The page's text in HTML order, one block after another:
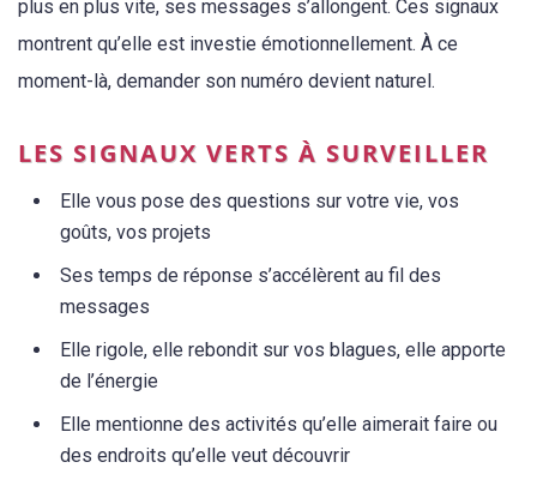
plus en plus vite, ses messages s’allongent. Ces signaux
montrent qu’elle est investie émotionnellement. À ce
moment-là, demander son numéro devient naturel.
LES SIGNAUX VERTS À SURVEILLER
Elle vous pose des questions sur votre vie, vos
goûts, vos projets
Ses temps de réponse s’accélèrent au fil des
messages
Elle rigole, elle rebondit sur vos blagues, elle apporte
de l’énergie
Elle mentionne des activités qu’elle aimerait faire ou
des endroits qu’elle veut découvrir